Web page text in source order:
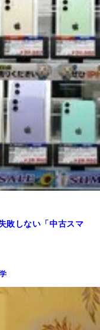
敗しない「中古スマ